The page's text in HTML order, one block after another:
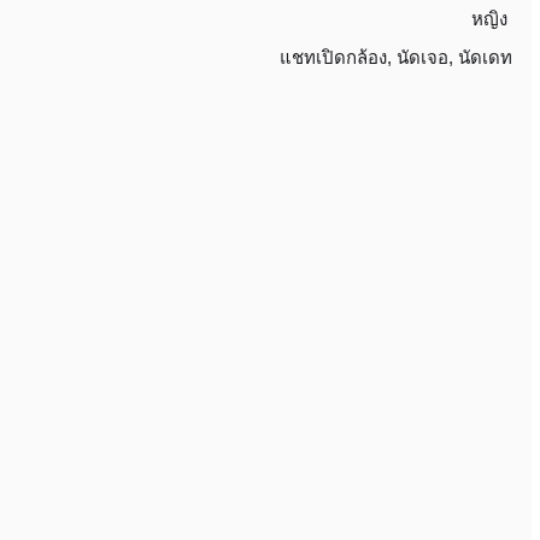
หญิง
แชทเปิดกล้อง, นัดเจอ, นัดเดท